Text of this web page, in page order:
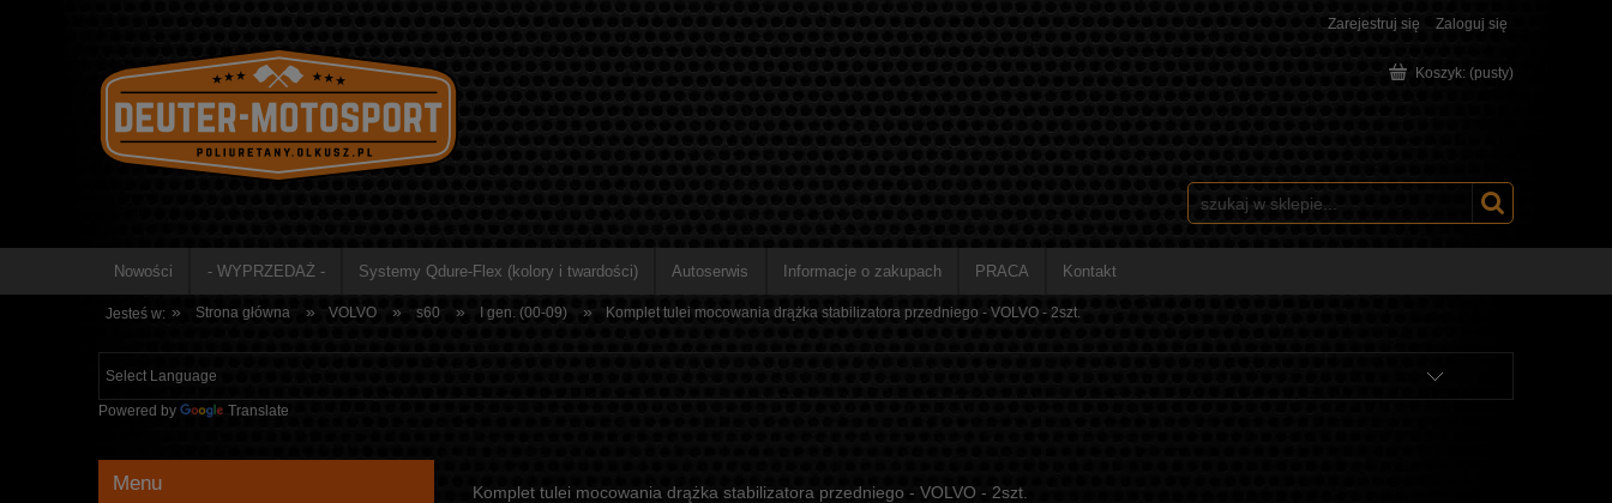
Zarejestruj się Zaloguj się
Koszyk: (pusty)
Nowości - WYPRZEDAŻ - Systemy Qdure-Flex (kolory i twardości) Autoserwis Informacje o zakupach PRACA Kontakt
Jesteś w: » Strona główna » VOLVO » s60 » I gen. (00-09) » Komplet tulei mocowania drążka stabilizatora przedniego - VOLVO - 2szt.
Powered by Translate
Menu Komplet tulei mocowania drążka stabilizatora przedniego - VOLVO - 2szt.